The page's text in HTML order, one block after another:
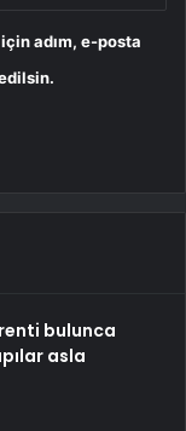
adım, e-posta
bulunca
asla